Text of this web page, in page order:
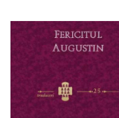
Adaugă în coș Wishlist